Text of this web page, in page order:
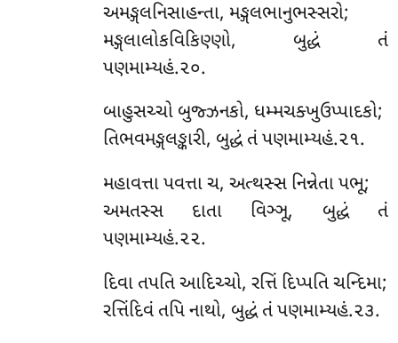
અમઙ્ગલનિસાહન્તા, મઙ્ગલભાનુભસ્સરો;
મઙ્ગલાલોકવિકિણ્ણો, બુદ્ધં તં
પણમામ્યહં.૨૦.
બાહુસચ્ચો બુજ્ઝનકો, ધમ્મચક્ખુઉપ્પાદકો;
તિભવમઙ્ગલઙ્કારી, બુદ્ધં તં પણમામ્યહં.૨૧.
મહાવત્તા પવત્તા ચ, અત્થસ્સ નિન્નેતા પભૂ;
અમતસ્સ દાતા વિઞ્ઞૂ, બુદ્ધં તં
પણમામ્યહં.૨૨.
દિવા તપતિ આદિચ્ચો, રત્તિં દિપ્પતિ ચન્દિમા;
રત્તિંદિવં તપિ નાથો, બુદ્ધં તં પણમામ્યહં.૨૩.